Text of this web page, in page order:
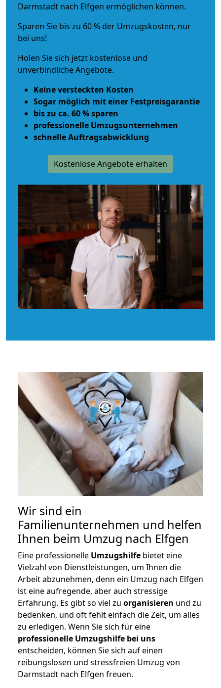
Darmstadt nach Elfgen ermöglichen können.
Sparen Sie bis zu 60 % der Umzugskosten, nur
bei uns!
Holen Sie sich jetzt kostenlose und
unverbindliche Angebote.
Keine versteckten Kosten
Sogar möglich mit einer Festpreisgarantie
bis zu ca. 60 % sparen
professionelle Umzugsunternehmen
schnelle Auftragsabwicklung
Kostenlose Angebote erhalten
Wir sind ein
Familienunternehmen und helfen
Ihnen beim Umzug nach Elfgen
Eine professionelle Umzugshilfe bietet eine
Vielzahl von Dienstleistungen, um Ihnen die
Arbeit abzunehmen, denn ein Umzug nach Elfgen
ist eine aufregende, aber auch stressige
Erfahrung. Es gibt so viel zu organisieren und zu
bedenken, und oft fehlt einfach die Zeit, um alles
zu erledigen. Wenn Sie sich für eine
professionelle Umzugshilfe bei uns
entscheiden, können Sie sich auf einen
reibungslosen und stressfreien Umzug von
Darmstadt nach Elfgen freuen.